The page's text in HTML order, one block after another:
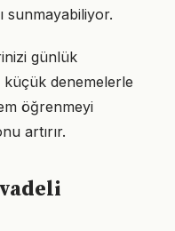
sunmayabiliyor.
günlük
küçük denemelerle
öğrenmeyi
artırır.